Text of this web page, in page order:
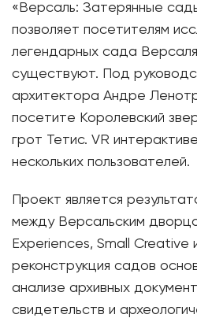
«Версаль: Затерянные
позволяет посетителям
легендарных сада
существуют. Под
архитектора Андре
посетите Королевский
грот Тетис. VR
нескольких пользователей.
Проект является
между Версальским
Experiences, Small Creative
реконструкция садов
анализе архивных
свидетельств и